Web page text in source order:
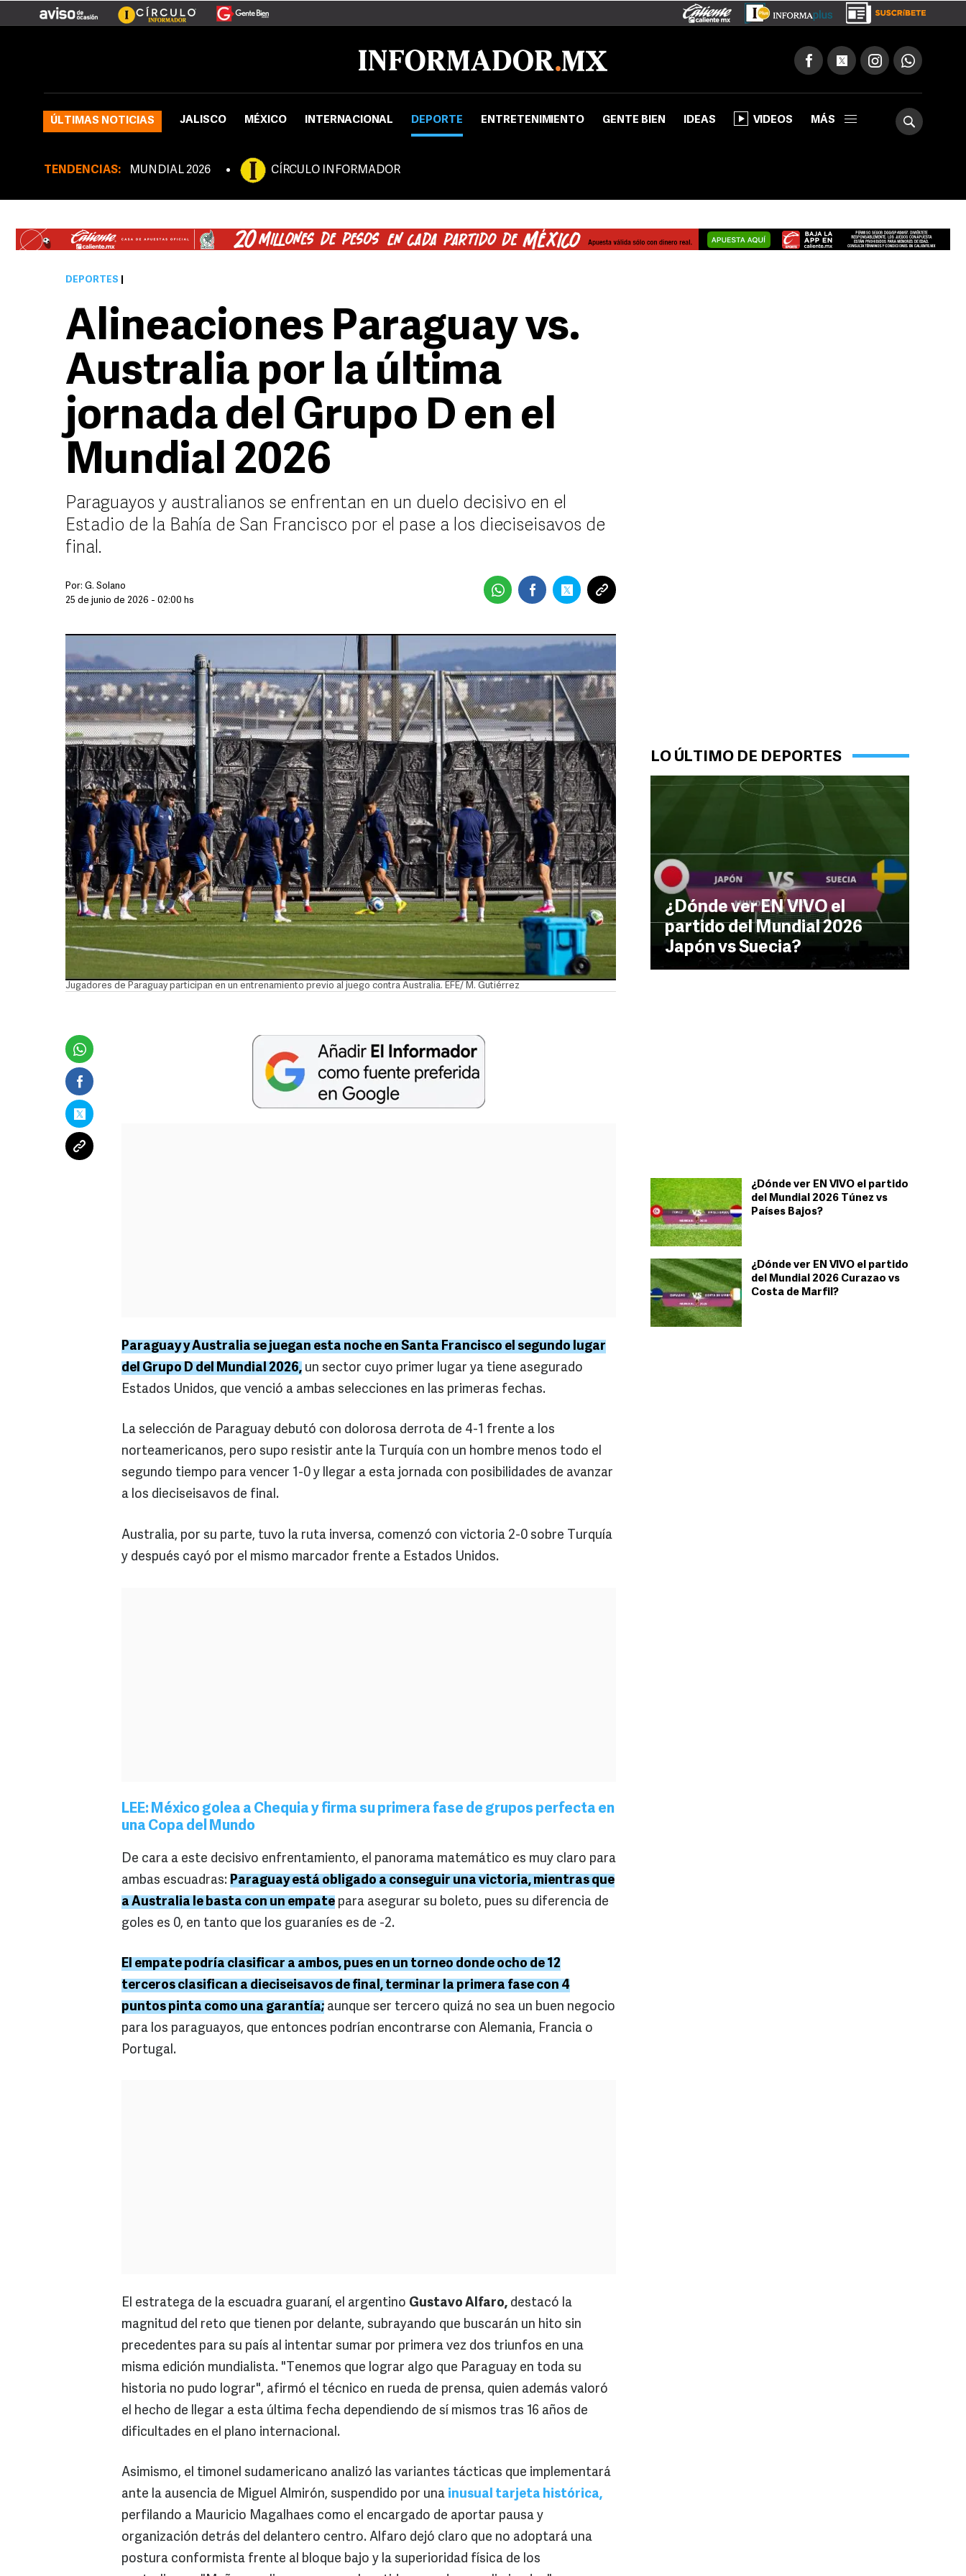
ÚLTIMAS NOTICIAS JALISCO MÉXICO INTERNACIONAL DEPORTE ENTRETENIMIENTO GENTE BIEN IDEAS VIDEOS MÁS
TENDENCIAS: MUNDIAL 2026 CÍRCULO INFORMADOR
LO ÚLTIMO DE DEPORTES
¿Dónde ver EN VIVO el
partido del Mundial 2026
Japón vs Suecia?
¿Dónde ver EN VIVO el partido
del Mundial 2026 Túnez vs
Países Bajos?
¿Dónde ver EN VIVO el partido
del Mundial 2026 Curazao vs
Costa de Marfil?
DEPORTES
Alineaciones Paraguay vs.
Australia por la última
jornada del Grupo D en el
Mundial 2026
Paraguayos y australianos se enfrentan en un duelo decisivo en el
Estadio de la Bahía de San Francisco por el pase a los dieciseisavos de
final.
Por: G. Solano
25 de junio de 2026 - 02:00 hs
Jugadores de Paraguay participan en un entrenamiento previo al juego contra Australia. EFE/ M. Gutiérrez
Paraguay y Australia se juegan esta noche en Santa Francisco el segundo lugar
del Grupo D del Mundial 2026, un sector cuyo primer lugar ya tiene asegurado
Estados Unidos, que venció a ambas selecciones en las primeras fechas.
La selección de Paraguay debutó con dolorosa derrota de 4-1 frente a los
norteamericanos, pero supo resistir ante la Turquía con un hombre menos todo el
segundo tiempo para vencer 1-0 y llegar a esta jornada con posibilidades de avanzar
a los dieciseisavos de final.
Australia, por su parte, tuvo la ruta inversa, comenzó con victoria 2-0 sobre Turquía
y después cayó por el mismo marcador frente a Estados Unidos.
LEE: México golea a Chequia y firma su primera fase de grupos perfecta en
una Copa del Mundo
De cara a este decisivo enfrentamiento, el panorama matemático es muy claro para
ambas escuadras: Paraguay está obligado a conseguir una victoria, mientras que
a Australia le basta con un empate para asegurar su boleto, pues su diferencia de
goles es 0, en tanto que los guaraníes es de -2.
El empate podría clasificar a ambos, pues en un torneo donde ocho de 12
terceros clasifican a dieciseisavos de final, terminar la primera fase con 4
puntos pinta como una garantía; aunque ser tercero quizá no sea un buen negocio
para los paraguayos, que entonces podrían encontrarse con Alemania, Francia o
Portugal.
El estratega de la escuadra guaraní, el argentino Gustavo Alfaro, destacó la
magnitud del reto que tienen por delante, subrayando que buscarán un hito sin
precedentes para su país al intentar sumar por primera vez dos triunfos en una
misma edición mundialista. "Tenemos que lograr algo que Paraguay en toda su
historia no pudo lograr", afirmó el técnico en rueda de prensa, quien además valoró
el hecho de llegar a esta última fecha dependiendo de sí mismos tras 16 años de
dificultades en el plano internacional.
Asimismo, el timonel sudamericano analizó las variantes tácticas que implementará
ante la ausencia de Miguel Almirón, suspendido por una inusual tarjeta histórica,
perfilando a Mauricio Magalhaes como el encargado de aportar pausa y
organización detrás del delantero centro. Alfaro dejó claro que no adoptará una
postura conformista frente al bloque bajo y la superioridad física de los